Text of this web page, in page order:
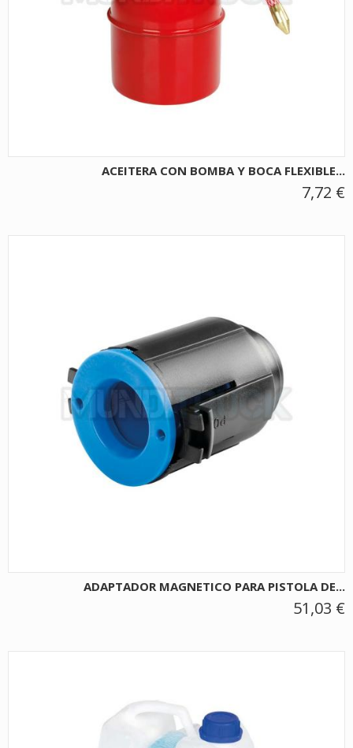
ACEITERA CON BOMBA Y BOCA FLEXIBLE...
7,72 €
ADAPTADOR MAGNETICO PARA PISTOLA DE...
51,03 €